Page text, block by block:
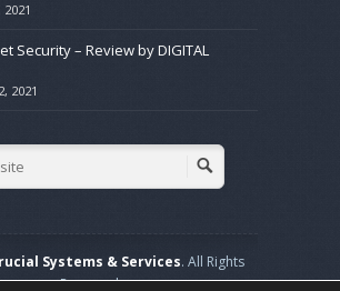
Security – Review by DIGITAL
2021
Systems & Services. All Rights
Reserved.